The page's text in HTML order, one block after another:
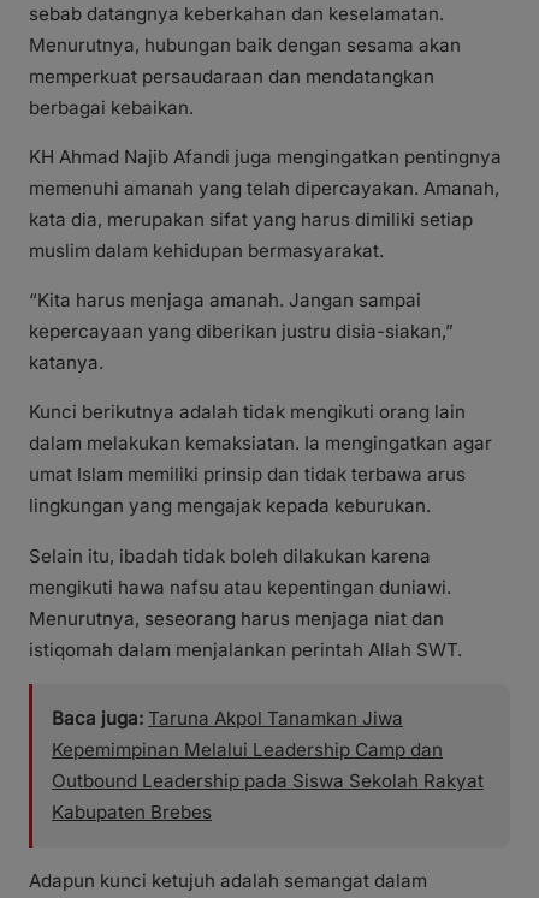
sebab datangnya keberkahan dan keselamatan.
Menurutnya, hubungan baik dengan sesama akan
memperkuat persaudaraan dan mendatangkan
berbagai kebaikan.
KH Ahmad Najib Afandi juga mengingatkan pentingnya
memenuhi amanah yang telah dipercayakan. Amanah,
kata dia, merupakan sifat yang harus dimiliki setiap
muslim dalam kehidupan bermasyarakat.
“Kita harus menjaga amanah. Jangan sampai
kepercayaan yang diberikan justru disia-siakan,”
katanya.
Kunci berikutnya adalah tidak mengikuti orang lain
dalam melakukan kemaksiatan. Ia mengingatkan agar
umat Islam memiliki prinsip dan tidak terbawa arus
lingkungan yang mengajak kepada keburukan.
Selain itu, ibadah tidak boleh dilakukan karena
mengikuti hawa nafsu atau kepentingan duniawi.
Menurutnya, seseorang harus menjaga niat dan
istiqomah dalam menjalankan perintah Allah SWT.
Baca juga: Taruna Akpol Tanamkan Jiwa
Kepemimpinan Melalui Leadership Camp dan
Outbound Leadership pada Siswa Sekolah Rakyat
Kabupaten Brebes
Adapun kunci ketujuh adalah semangat dalam